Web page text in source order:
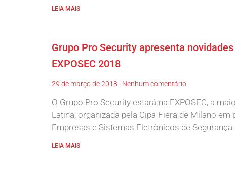
LEIA MAIS
Grupo Pro Security apresenta
EXPOSEC 2018
29 de março de 2018 Nenhum comentário
O Grupo Pro Security estará na EXPOSEC, a
Latina, organizada pela Cipa Fiera de Milano
Empresas e Sistemas Eletrônicos de
LEIA MAIS